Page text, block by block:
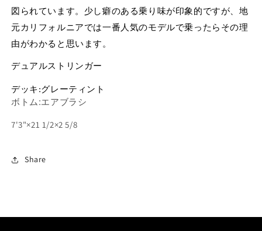
図られています。 少し癖のある乗り味が印象的ですが、地
元カリフォルニアでは一番人気のモデルで乗ったらその理
由がわかると思います。
デュアルストリンガー
デッキ:グレーティント
ボトム :エアブラシ
7'3"×21 1/2×2 5/8
Share